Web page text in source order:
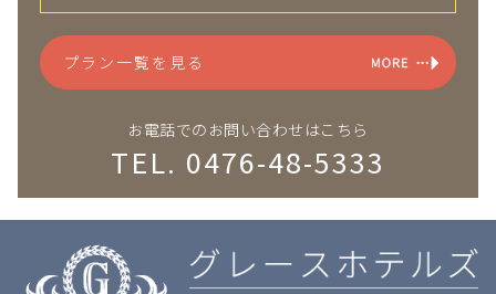
プラン一覧を見る
お電話でのお問い合わせはこちら
TEL. 0476-48-5333